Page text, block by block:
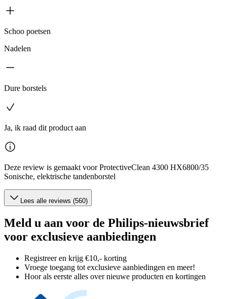
Schoo poetsen
Nadelen
Dure borstels
Ja, ik raad dit product aan
Deze review is gemaakt voor ProtectiveClean 4300 HX6800/35
Sonische, elektrische tandenborstel
Lees alle reviews (560)
Meld u aan voor de Philips-nieuwsbrief
voor exclusieve aanbiedingen
Registreer en krijg €10,- korting
Vroege toegang tot exclusieve aanbiedingen en meer!
Hoor als eerste alles over nieuwe producten en kortingen